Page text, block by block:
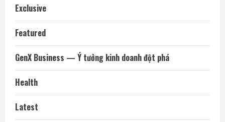
Exclusive
Featured
GenX Business — Ý tưởng kinh doanh đột phá
Health
Latest